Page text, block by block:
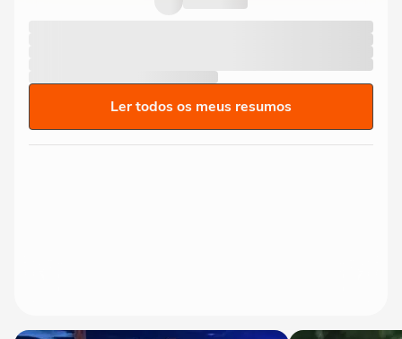
Ler todos os meus resumos